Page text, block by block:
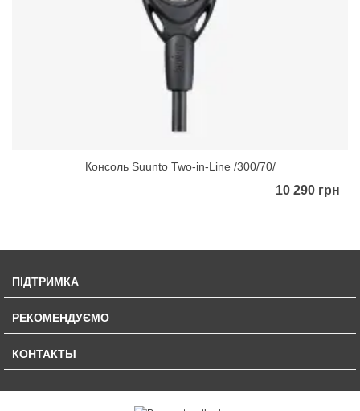
Консоль Suunto Two-in-Line /300/70/
10 290 грн
ПІДТРИМКА
РЕКОМЕНДУЄМО
КОНТАКТЫ